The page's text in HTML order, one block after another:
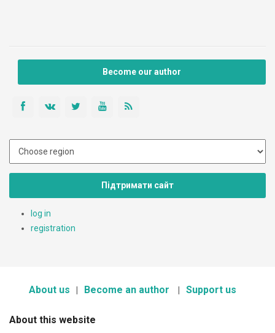
Become our author
Підтримати сайт
log in
registration
About us Become an author Support us
About this website